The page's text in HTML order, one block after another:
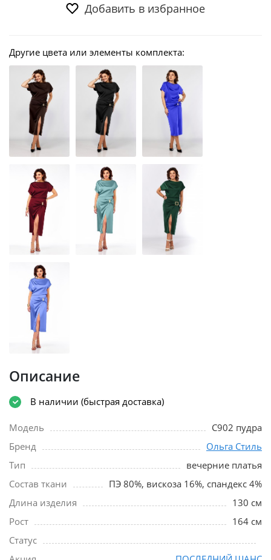
Добавить в избранное
Другие цвета или элементы комплекта:
Описание
В наличии (быстрая доставка)
Модель
С902 пудра
Бренд
Ольга Стиль
Тип
вечерние платья
Состав ткани
ПЭ 80%, вискоза 16%, спандекс 4%
Длина изделия
130 см
Рост
164 см
Статус